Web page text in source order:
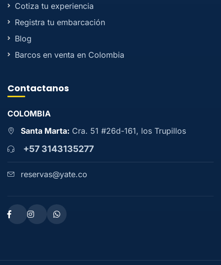
Cotiza tu experiencia
Registra tu embarcación
Blog
Barcos en venta en Colombia
Contactanos
COLOMBIA
Santa Marta: Cra. 51 #26d-161, los Trupillos
+57 3143135277
reservas@yate.co